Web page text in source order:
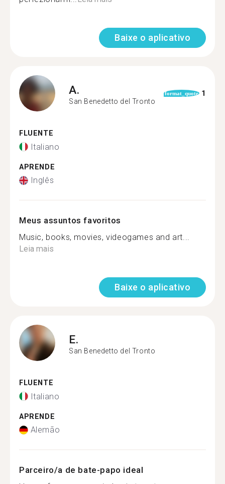
Baixe o aplicativo
A.
San Benedetto del Tronto
format_quote 1
FLUENTE
Italiano
APRENDE
Inglês
Meus assuntos favoritos
Music, books, movies, videogames and art...
Leia mais
Baixe o aplicativo
E.
San Benedetto del Tronto
FLUENTE
Italiano
APRENDE
Alemão
Parceiro/a de bate-papo ideal